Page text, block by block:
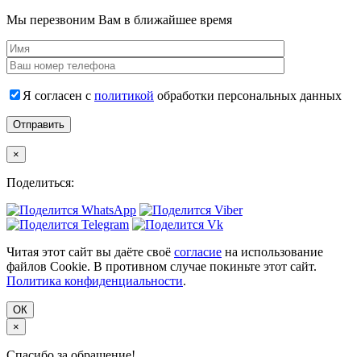
Мы перезвоним Вам в ближайшее время
Я согласен с политикой обработки персональных данных
×
Поделиться:
Читая этот сайт вы даёте своё согласие на использование
файлов Cookie. В противном случае покиньте этот сайт.
Политика конфиденциальности.
ОК
×